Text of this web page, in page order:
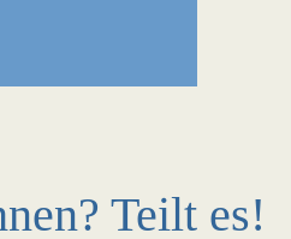
Teilt es!